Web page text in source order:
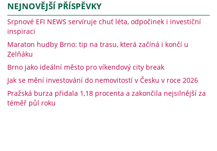
NEJNOVĚJŠÍ PŘÍSPĚVKY
Srpnové EFI NEWS servíruje chuť léta, odpočinek i investiční
inspiraci
Maraton hudby Brno: tip na trasu, která začíná i končí u
Zelňáku
Brno jako ideální město pro víkendový city break
Jak se mění investování do nemovitostí v Česku v roce 2026
Pražská burza přidala 1,18 procenta a zakončila nejsilnější za
téměř půl roku